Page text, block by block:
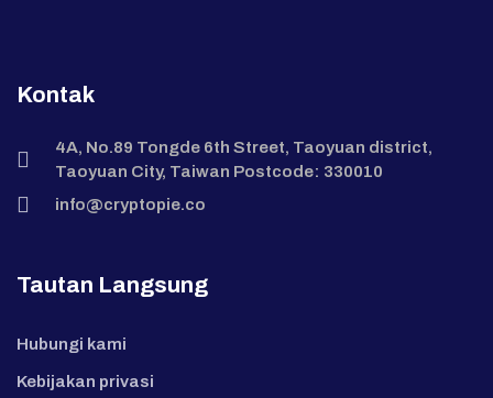
Kontak
4A, No.89 Tongde 6th Street, Taoyuan district,
Taoyuan City, Taiwan Postcode: 330010
info@cryptopie.co
Tautan Langsung
Hubungi kami
Kebijakan privasi